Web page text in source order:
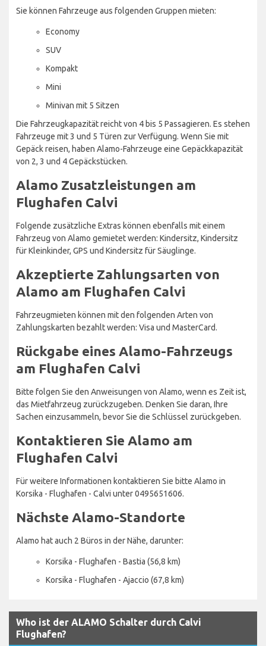
Sie können Fahrzeuge aus folgenden Gruppen mieten:
Economy
SUV
Kompakt
Mini
Minivan mit 5 Sitzen
Die Fahrzeugkapazität reicht von 4 bis 5 Passagieren. Es stehen
Fahrzeuge mit 3 und 5 Türen zur Verfügung. Wenn Sie mit
Gepäck reisen, haben Alamo-Fahrzeuge eine Gepäckkapazität
von 2, 3 und 4 Gepäckstücken.
Alamo Zusatzleistungen am
Flughafen Calvi
Folgende zusätzliche Extras können ebenfalls mit einem
Fahrzeug von Alamo gemietet werden: Kindersitz, Kindersitz
für Kleinkinder, GPS und Kindersitz für Säuglinge.
Akzeptierte Zahlungsarten von
Alamo am Flughafen Calvi
Fahrzeugmieten können mit den folgenden Arten von
Zahlungskarten bezahlt werden: Visa und MasterCard.
Rückgabe eines Alamo-Fahrzeugs
am Flughafen Calvi
Bitte folgen Sie den Anweisungen von Alamo, wenn es Zeit ist,
das Mietfahrzeug zurückzugeben. Denken Sie daran, Ihre
Sachen einzusammeln, bevor Sie die Schlüssel zurückgeben.
Kontaktieren Sie Alamo am
Flughafen Calvi
Für weitere Informationen kontaktieren Sie bitte Alamo in
Korsika - Flughafen - Calvi unter 0495651606.
Nächste Alamo-Standorte
Alamo hat auch 2 Büros in der Nähe, darunter:
Korsika - Flughafen - Bastia (56,8 km)
Korsika - Flughafen - Ajaccio (67,8 km)
Who ist der ALAMO Schalter durch Calvi
Flughafen?